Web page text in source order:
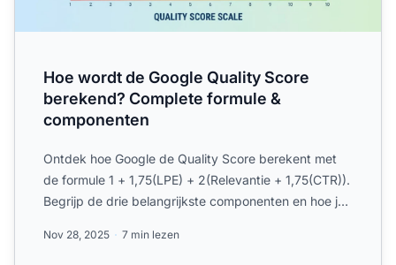
Hoe wordt de Google Quality Score
berekend? Complete formule &
componenten
Ontdek hoe Google de Quality Score berekent met
de formule 1 + 1,75(LPE) + 2(Relevantie + 1,75(CTR)).
Begrijp de drie belangrijkste componenten en hoe je
Nov 28, 2025 7 min lezen